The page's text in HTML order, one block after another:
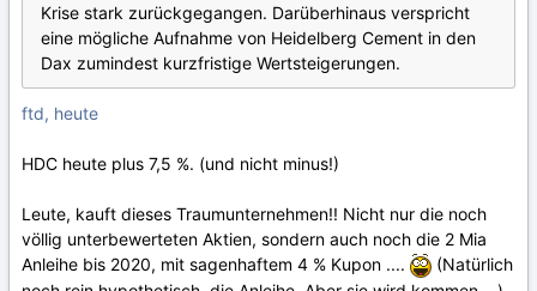
Krise stark zurückgegangen. Darüberhinaus verspricht
eine mögliche Aufnahme von Heidelberg Cement in den
Dax zumindest kurzfristige Wertsteigerungen.
ftd, heute
HDC heute plus 7,5 %. (und nicht minus!)
Leute, kauft dieses Traumunternehmen!! Nicht nur die noch
völlig unterbewerteten Aktien, sondern auch noch die 2 Mia
Anleihe bis 2020, mit sagenhaftem 4 % Kupon ....
(Natürlich